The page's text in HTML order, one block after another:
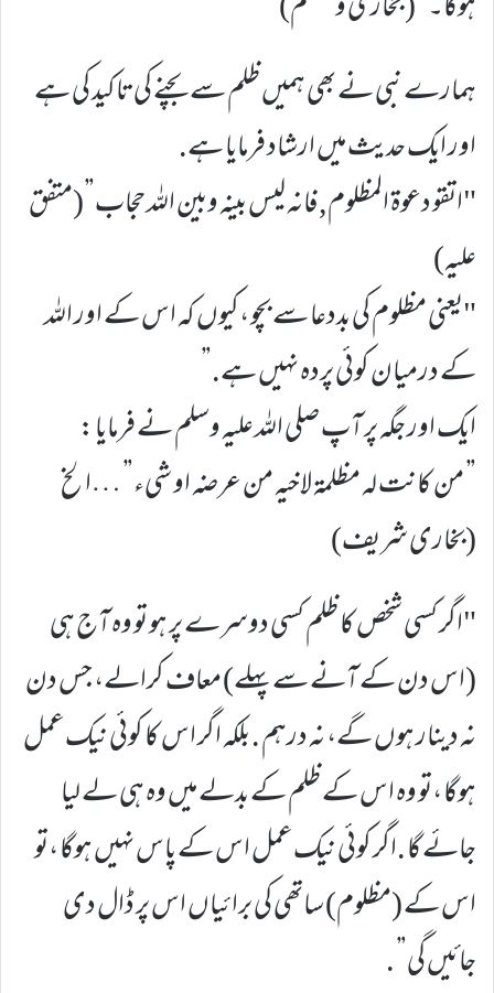
ہمارے نبی نے بھی ہمیں ظلم سے بچنے کی تاکید کی ہے
اور ایک حدیث میں ارشاد فرمایا ہے.
"اتقو دعوة المظلوم, فانه ليس بينه وبين الله حجاب”(متفق
علیہ)
"یعنی مظلوم کی بددعا سے بچو ،کیوں کہ اس کے اور اللہ
کے درمیان کوئی پردہ نہیں ہے.”
ايک اور جگہ پر آپ صلی اللہ علیہ وسلم نے فرمایا :
” من كانت له مظلمة لاخيه من عرضه او شيء” …الخ
(بخاری شریف)
"اگر کسی شخص کا ظلم کسی دوسرے پر ہو تو وہ آج ہی
(اس دن کے آنے سے پہلے) معاف کرالے، جس دن
نہ دینار ہوں گے، نہ درہم . بلکہ اگر اس کا کوئی نیک عمل
ہوگا ،تو وہ اس کے ظلم کے بدلے میں وہ ہی لے لیا
جائے گا .اگر کوئی نیک عمل اس کے پاس نہیں ہوگا ،تو
اس کے (مظلوم) ساتھی کی برائیاں اس پر ڈال دی
جائیں گی” .